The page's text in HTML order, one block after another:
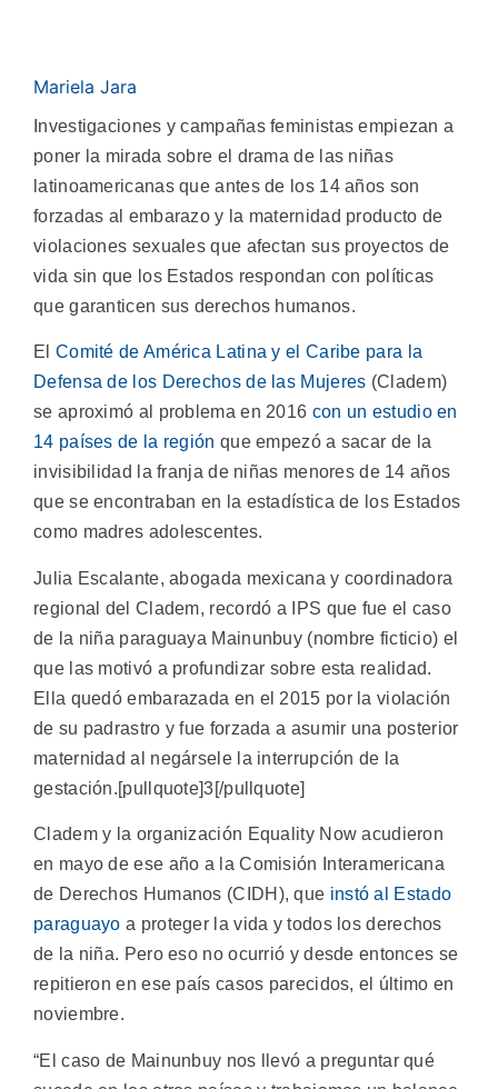
Mariela Jara
Investigaciones y campañas feministas empiezan a
poner la mirada sobre el drama de las niñas
latinoamericanas que antes de los 14 años son
forzadas al embarazo y la maternidad producto de
violaciones sexuales que afectan sus proyectos de
vida sin que los Estados respondan con políticas
que garanticen sus derechos humanos.
El Comité de América Latina y el Caribe para la
Defensa de los Derechos de las Mujeres (Cladem)
se aproximó al problema en 2016 con un estudio en
14 países de la región que empezó a sacar de la
invisibilidad la franja de niñas menores de 14 años
que se encontraban en la estadística de los Estados
como madres adolescentes.
Julia Escalante, abogada mexicana y coordinadora
regional del Cladem, recordó a IPS que fue el caso
de la niña paraguaya Mainunbuy (nombre ficticio) el
que las motivó a profundizar sobre esta realidad.
Ella quedó embarazada en el 2015 por la violación
de su padrastro y fue forzada a asumir una posterior
maternidad al negársele la interrupción de la
gestación.[pullquote]3[/pullquote]
Cladem y la organización Equality Now acudieron
en mayo de ese año a la Comisión Interamericana
de Derechos Humanos (CIDH), que instó al Estado
paraguayo a proteger la vida y todos los derechos
de la niña. Pero eso no ocurrió y desde entonces se
repitieron en ese país casos parecidos, el último en
noviembre.
“El caso de Mainunbuy nos llevó a preguntar qué